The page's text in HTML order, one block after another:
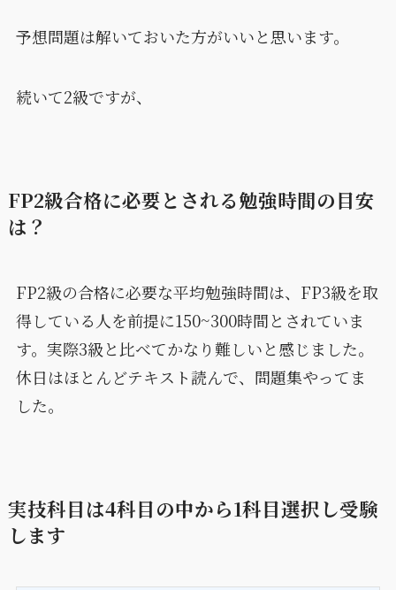
予想問題は解いておいた方がいいと思います。
続いて2級ですが、
FP2級合格に必要とされる勉強時間の目安
は？
FP2級の合格に必要な平均勉強時間は、FP3級を取
得している人を前提に150~300時間とされていま
す。実際3級と比べてかなり難しいと感じました。
休日はほとんどテキスト読んで、問題集やってま
した。
実技科目は4科目の中から1科目選択し受験
します